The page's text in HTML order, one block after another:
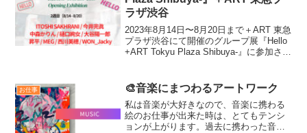
ラザ渋谷
2023年8月14日〜8月20日まで＋ART 東急
プラザ渋谷にて開催のグループ展『Hello
+ART Tokyu Plaza Shibuya-』に参加させ
っ...
お仕事 🎨音楽にまつわるアートワーク
私は音楽が大好きなので、音楽に携わる
絵のお仕事が出来た時は、とてもテンシ
ョンが上がります。過去に携わった音楽